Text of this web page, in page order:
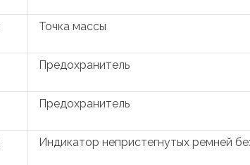
Точка массы
Предохранитель
Предохранитель
Индикатор непристегнутых ремней